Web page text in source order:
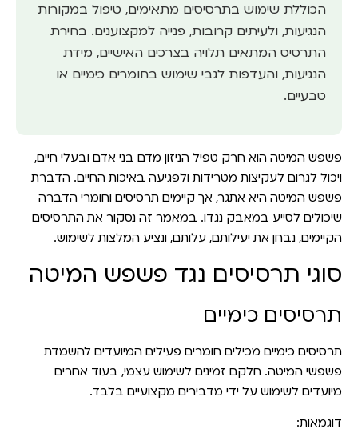
הכוללת שימוש בתרסיסים מתאימים, טיפול במקורות
הנגיעות, ולעיתים קרובות, פנייה למקצוענים. בחירת
התרסיס המתאים תלויה בצרכים האישיים, מידת
הנגיעות, והעדפות לגבי שימוש בחומרים כימיים או
טבעיים.
פשפש המיטה הוא חרק טפיל הניזון מדם בני אדם ובעלי חיים,
ויכול לגרום לעקיצות מטרידות ולפגיעה באיכות החיים. הדברת
פשפש המיטה היא אתגר, אך קיימים תרסיסים וחומרי הדברה
שיכולים לסייע במאבק נגדו. במאמר זה נסקור את התרסיסים
הקיימים, נבחן את יעילותם, עלותם, ונציע המלצות לשימוש.
סוגי תרסיסים נגד פשפש המיטה
תרסיסים כימיים
תרסיסים כימיים מכילים חומרים פעילים המיועדים להשמדת
פשפשי המיטה. חלקם זמינים לשימוש עצמי, בעוד אחרים
מיועדים לשימוש על ידי מדבירים מקצועיים בלבד.
דוגמאות: